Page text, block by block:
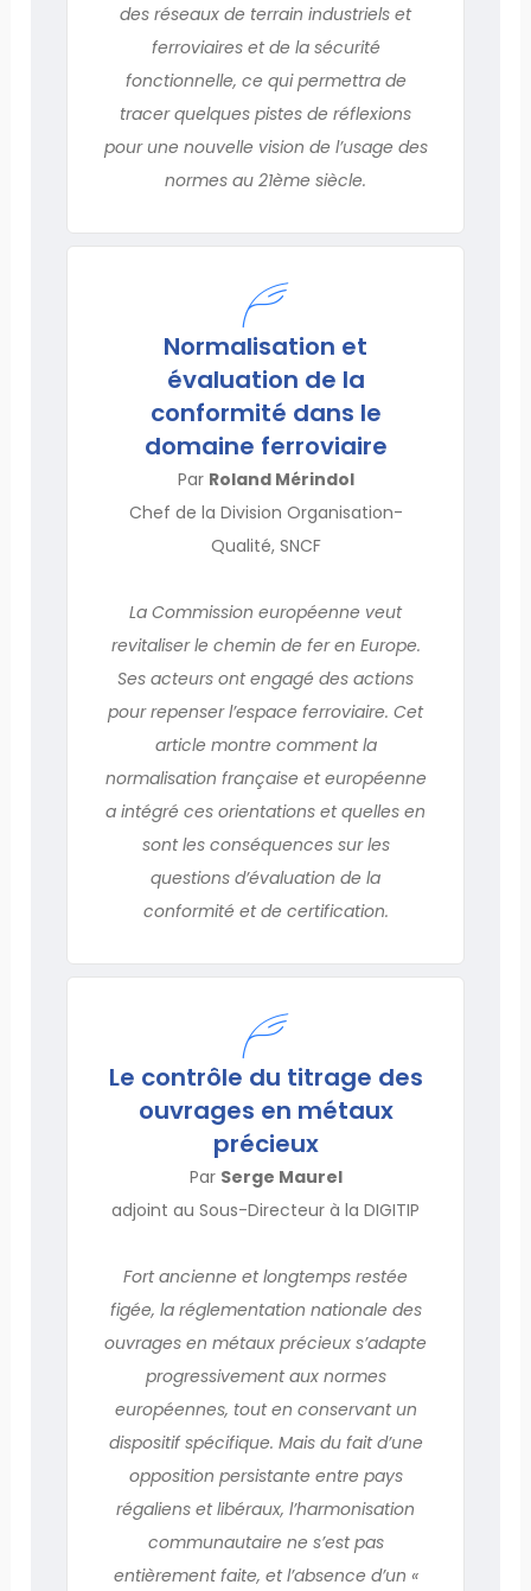
des réseaux de terrain industriels et
ferroviaires et de la sécurité
fonctionnelle, ce qui permettra de
tracer quelques pistes de réflexions
pour une nouvelle vision de l’usage des
normes au 21ème siècle.
Normalisation et
évaluation de la
conformité dans le
domaine ferroviaire
Par Roland Mérindol
Chef de la Division Organisation-
Qualité, SNCF
La Commission européenne veut
revitaliser le chemin de fer en Europe.
Ses acteurs ont engagé des actions
pour repenser l’espace ferroviaire. Cet
article montre comment la
normalisation française et européenne
a intégré ces orientations et quelles en
sont les conséquences sur les
questions d’évaluation de la
conformité et de certification.
Le contrôle du titrage des
ouvrages en métaux
précieux
Par Serge Maurel
adjoint au Sous-Directeur à la DIGITIP
Fort ancienne et longtemps restée
figée, la réglementation nationale des
ouvrages en métaux précieux s’adapte
progressivement aux normes
européennes, tout en conservant un
dispositif spécifique. Mais du fait d’une
opposition persistante entre pays
régaliens et libéraux, l’harmonisation
communautaire ne s’est pas
entièrement faite, et l’absence d’un «